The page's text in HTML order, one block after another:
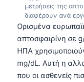
μετρήσεις της
διαφέρουν ανά
Ορισμένα
απτοσφαιρίνη σε
ΗΠΑ
mg/dL. Αυτή η
που οι ασθενείς